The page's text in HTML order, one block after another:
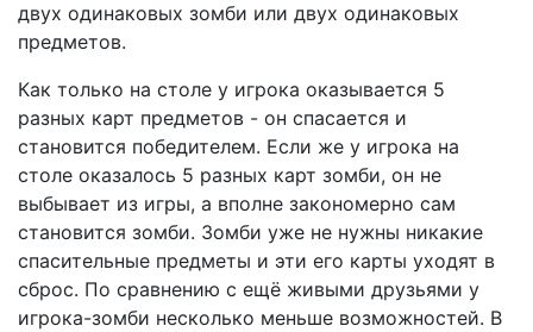
двух одинаковых зомби или двух одинаковых
предметов.
Как только на столе у игрока оказывается 5
разных карт предметов - он спасается и
становится победителем. Если же у игрока на
столе оказалось 5 разных карт зомби, он не
выбывает из игры, а вполне закономерно сам
становится зомби. Зомби уже не нужны никакие
спасительные предметы и эти его карты уходят в
сброс. По сравнению с ещё живыми друзьями у
игрока-зомби несколько меньше возможностей. В